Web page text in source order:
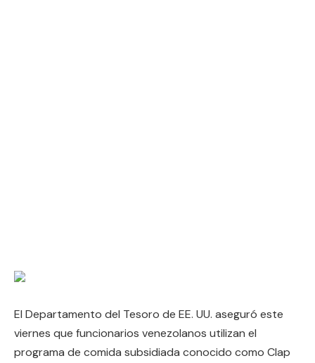
El Departamento del Tesoro de EE. UU. aseguró este
viernes que funcionarios venezolanos utilizan el
programa de comida subsidiada conocido como Clap